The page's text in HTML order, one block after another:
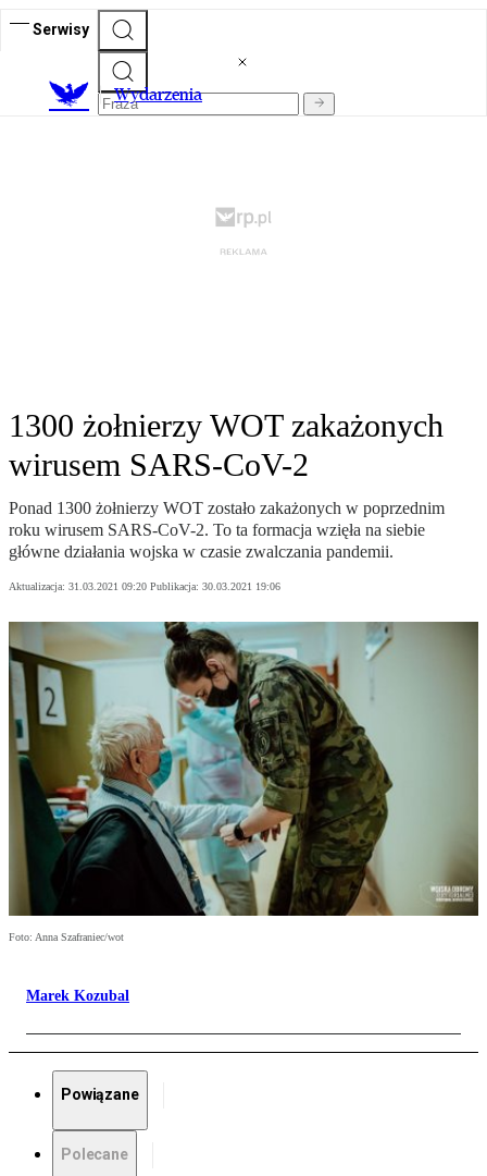
Serwisy
Wydarzenia
1300 żołnierzy WOT zakażonych
wirusem SARS-CoV-2
Ponad 1300 żołnierzy WOT zostało zakażonych w poprzednim
roku wirusem SARS-CoV-2. To ta formacja wzięła na siebie
główne działania wojska w czasie zwalczania pandemii.
Aktualizacja: 31.03.2021 09:20 Publikacja: 30.03.2021 19:06
Foto: Anna Szafraniec/wot
Marek Kozubal
Powiązane
Polecane